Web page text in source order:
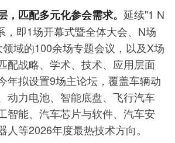
，匹配多元化参会需求。 延续"1 N
，即1场开幕式暨全体大会、N场
域的100余场专题会议，以及X场
配战略、学术、技术、应用层面
年拟设置9场主论坛，覆盖车辆动
动力电池、智能底盘、飞行汽车
智能、汽车芯片与软件、汽车安
人等2026年度最热技术方向。